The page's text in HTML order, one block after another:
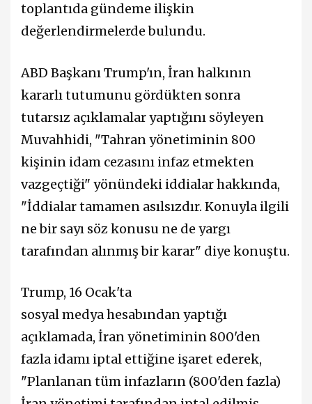
toplantıda gündeme ilişkin
değerlendirmelerde bulundu.
ABD Başkanı Trump'ın, İran halkının
kararlı tutumunu gördükten sonra
tutarsız açıklamalar yaptığını söyleyen
Muvahhidi, "Tahran yönetiminin 800
kişinin idam cezasını infaz etmekten
vazgeçtiği" yönündeki iddialar hakkında,
"İddialar tamamen asılsızdır. Konuyla ilgili
ne bir sayı söz konusu ne de yargı
tarafından alınmış bir karar" diye konuştu.
Trump, 16 Ocak'ta
sosyal medya hesabından yaptığı
açıklamada, İran yönetiminin 800'den
fazla idamı iptal ettiğine işaret ederek,
"Planlanan tüm infazların (800'den fazla)